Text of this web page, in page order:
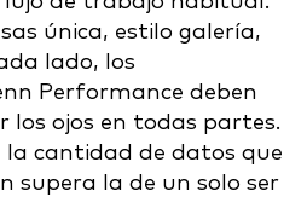
única, estilo galería,
lado, los
Performance deben
los ojos en todas partes.
la cantidad de datos que
supera la de un solo ser